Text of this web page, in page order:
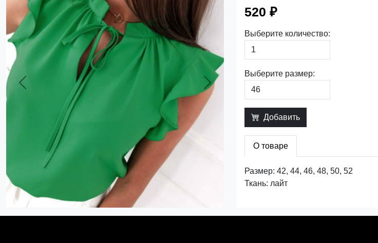
Previous Next
520 ₽
Выберите количество:
Выберите размер:
Добавить
О товаре
Размер: 42, 44, 46, 48, 50, 52
Ткань: лайт